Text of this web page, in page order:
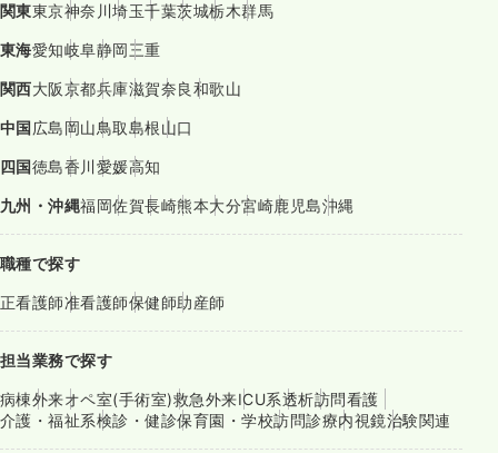
関東東京神奈川埼玉千葉茨城栃木群馬
東海愛知岐阜静岡三重
関西大阪京都兵庫滋賀奈良和歌山
中国広島岡山鳥取島根山口
四国徳島香川愛媛高知
九州・沖縄福岡佐賀長崎熊本大分宮崎鹿児島沖縄
職種で探す
正看護師准看護師保健師助産師
担当業務で探す
病棟外来オペ室(手術室)救急外来ICU系透析訪問看護
介護・福祉系検診・健診保育園・学校訪問診療内視鏡治験関連